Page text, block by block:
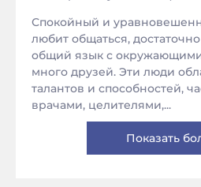
Спокойный и
любит общаться,
общий язык с
много друзей. Эти люди
талантов и способностей,
врачами, целителями,...
Показать